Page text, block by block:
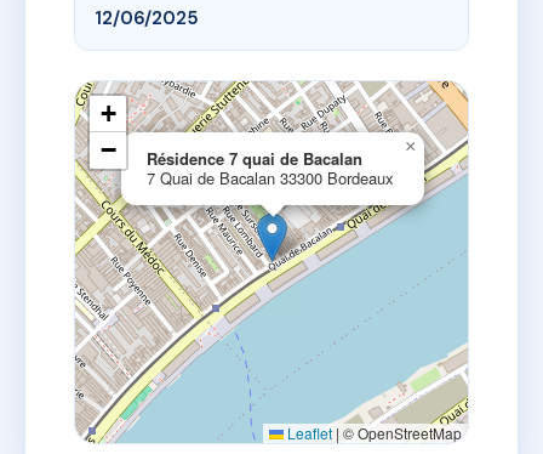
12/06/2025
Résidence 7 quai de Bacalan
7 Quai de Bacalan 33300 Bordeaux
×
+
−
Leaflet | © OpenStreetMap